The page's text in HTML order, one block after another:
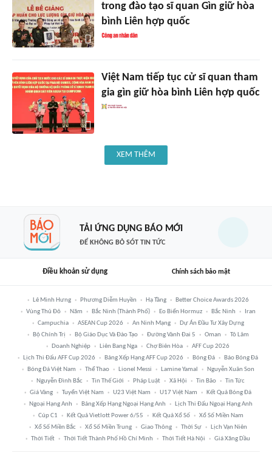
trong đào tạo sĩ quan Gìn giữ hòa
bình Liên hợp quốc
Việt Nam tiếp tục cử sĩ quan tham
gia gìn giữ hòa bình Liên hợp quốc
XEM THÊM
TẢI ỨNG DỤNG BÁO MỚI
ĐỂ KHÔNG BỎ SÓT TIN TỨC
Điều khoản sử dụng Chính sách bảo mật
Lê Minh Hưng Phương Diễm Huyền Hạ Tầng
Better Choice Awards 2026
Vùng Thủ Đô
Năm Bắc Ninh (thành Phố) Eo Biển Hormuz Bắc Ninh
Iran
Campuchia
ASEAN Cup 2026 An Ninh Mạng
Dự Án Đầu Tư Xây Dựng
Bộ Chính Trị
Bộ Giáo Dục Và Đào Tạo Đường Vành Đai 5 Oman
Tô Lâm
Doanh Nghiệp
Liên Bang Nga Chợ Biên Hòa
AFF Cup 2026
Lịch Thi Đấu AFF Cup 2026
Bảng Xếp Hạng AFF Cup 2026 Bóng Đá
Báo Bóng Đá
Bóng Đá Việt Nam
Thể Thao Lionel Messi Lamine Yamal
Nguyễn Xuân Son
Nguyễn Đình Bắc
Tin Thế Giới Pháp Luật Xã Hội Tin Bão
Tin Tức
Giá Vàng
Tuyển Việt Nam U23 Việt Nam U17 Việt Nam
Kết Quả Bóng Đá
Ngoại Hạng Anh
Bảng Xếp Hạng Ngoại Hạng Anh
Lịch Thi Đấu Ngoại Hạng Anh
Cúp C1
Kết Quả Vietlott Power 6/55 Kết Quả Xổ Số
Xổ Số Miền Nam
Xổ Số Miền Bắc
Xổ Số Miền Trung Giao Thông Thời Sự
Lịch Vạn Niên
Thời Tiết
Thời Tiết Thành Phố Hồ Chí Minh Thời Tiết Hà Nội Giá Xăng Dầu